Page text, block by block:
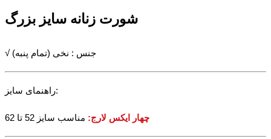
√ جنس : نخی (تمام پنبه)
راهنمای سایز:
چهار ایکس لارج: مناسب سایز 52 تا 62